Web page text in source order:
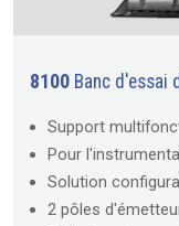
8100 Banc d'essai
Support
Pour
Solution
2 pôles